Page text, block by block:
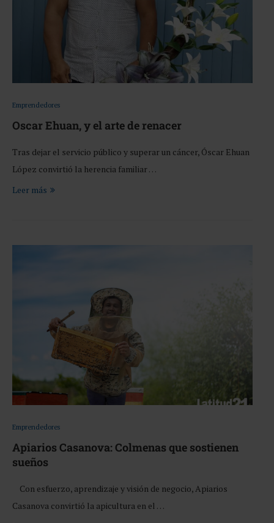
Emprendedores
Oscar Ehuan, y el arte de renacer
Tras dejar el servicio público y superar un cáncer, Óscar Ehuan
López convirtió la herencia familiar …
Leer más
Emprendedores
Apiarios Casanova: Colmenas que sostienen
sueños
Con esfuerzo, aprendizaje y visión de negocio, Apiarios
Casanova convirtió la apicultura en el …